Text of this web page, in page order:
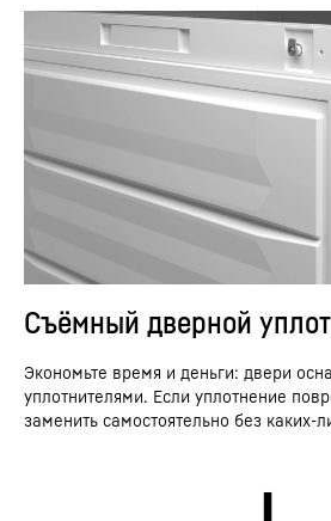
Съёмный дверной
Экономьте время и деньги: двери
уплотнителями. Если уплотнение
заменить самостоятельно без каких-